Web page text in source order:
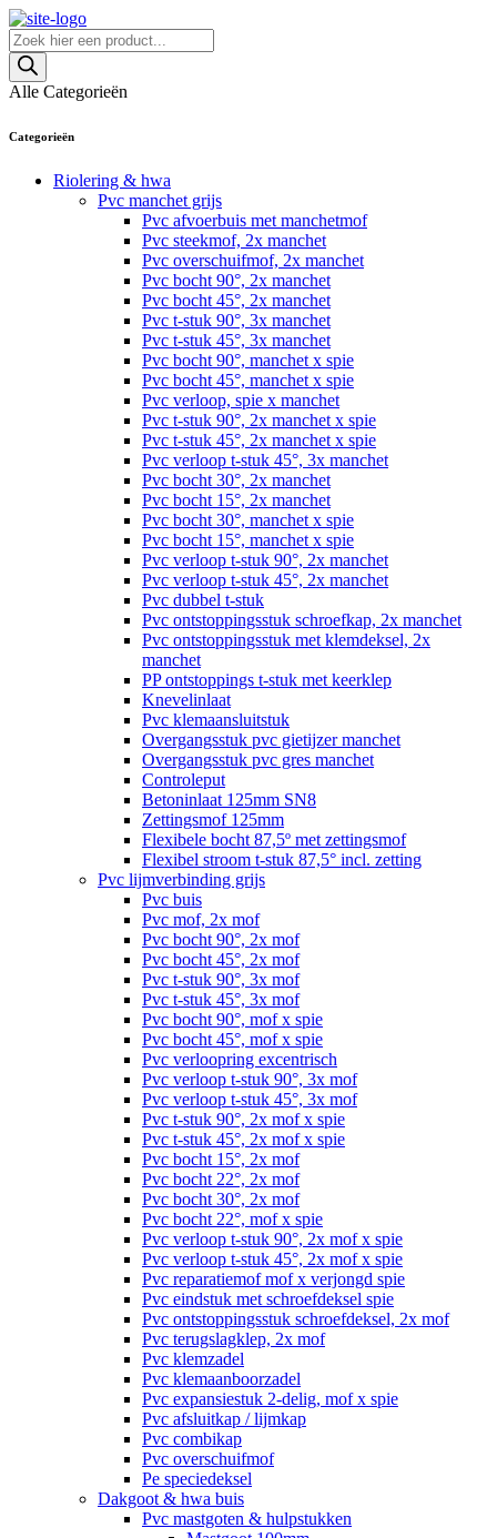
Skip
to
content
Producten
zoeken
Alle Categorieën
Categorieën
Riolering & hwa
Pvc manchet grijs
Pvc afvoerbuis met manchetmof
Pvc steekmof, 2x manchet
Pvc overschuifmof, 2x manchet
Pvc bocht 90°, 2x manchet
Pvc bocht 45°, 2x manchet
Pvc t-stuk 90°, 3x manchet
Pvc t-stuk 45°, 3x manchet
Pvc bocht 90°, manchet x spie
Pvc bocht 45°, manchet x spie
Pvc verloop, spie x manchet
Pvc t-stuk 90°, 2x manchet x spie
Pvc t-stuk 45°, 2x manchet x spie
Pvc verloop t-stuk 45°, 3x manchet
Pvc bocht 30°, 2x manchet
Pvc bocht 15°, 2x manchet
Pvc bocht 30°, manchet x spie
Pvc bocht 15°, manchet x spie
Pvc verloop t-stuk 90°, 2x manchet
Pvc verloop t-stuk 45°, 2x manchet
Pvc dubbel t-stuk
Pvc ontstoppingsstuk schroefkap, 2x manchet
Pvc ontstoppingsstuk met klemdeksel, 2x
manchet
PP ontstoppings t-stuk met keerklep
Knevelinlaat
Pvc klemaansluitstuk
Overgangsstuk pvc gietijzer manchet
Overgangsstuk pvc gres manchet
Controleput
Betoninlaat 125mm SN8
Zettingsmof 125mm
Flexibele bocht 87,5º met zettingsmof
Flexibel stroom t-stuk 87,5° incl. zetting
Pvc lijmverbinding grijs
Pvc buis
Pvc mof, 2x mof
Pvc bocht 90°, 2x mof
Pvc bocht 45°, 2x mof
Pvc t-stuk 90°, 3x mof
Pvc t-stuk 45°, 3x mof
Pvc bocht 90°, mof x spie
Pvc bocht 45°, mof x spie
Pvc verloopring excentrisch
Pvc verloop t-stuk 90°, 3x mof
Pvc verloop t-stuk 45°, 3x mof
Pvc t-stuk 90°, 2x mof x spie
Pvc t-stuk 45°, 2x mof x spie
Pvc bocht 15°, 2x mof
Pvc bocht 22°, 2x mof
Pvc bocht 30°, 2x mof
Pvc bocht 22°, mof x spie
Pvc verloop t-stuk 90°, 2x mof x spie
Pvc verloop t-stuk 45°, 2x mof x spie
Pvc reparatiemof mof x verjongd spie
Pvc eindstuk met schroefdeksel spie
Pvc ontstoppingsstuk schroefdeksel, 2x mof
Pvc terugslagklep, 2x mof
Pvc klemzadel
Pvc klemaanboorzadel
Pvc expansiestuk 2-delig, mof x spie
Pvc afsluitkap / lijmkap
Pvc combikap
Pvc overschuifmof
Pe speciedeksel
Dakgoot & hwa buis
Pvc mastgoten & hulpstukken